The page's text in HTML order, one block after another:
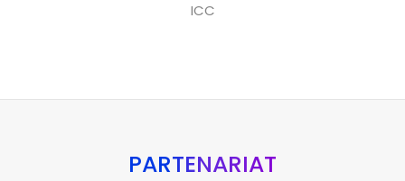
ICC
PARTENARIAT